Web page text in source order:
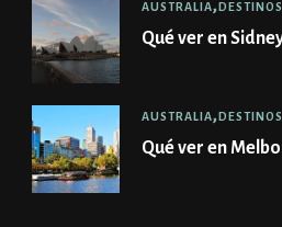
AUSTRALIA DESTINOS
Qué ver en
AUSTRALIA DESTINOS
Qué ver en